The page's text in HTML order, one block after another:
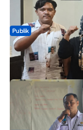
Publik
Dua Talenta
Nusantara 2026